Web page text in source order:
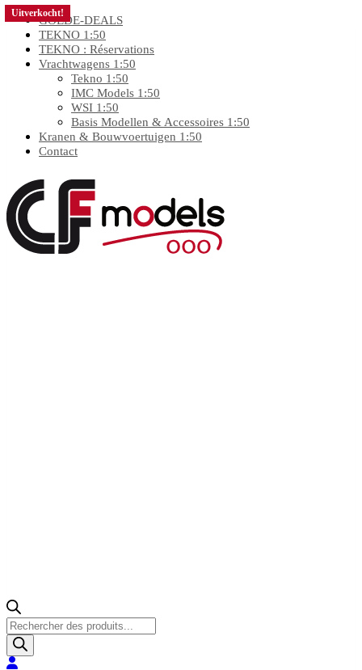
GOEDE-DEALS
TEKNO 1:50
TEKNO : Réservations
Vrachtwagens 1:50
Tekno 1:50
IMC Models 1:50
WSI 1:50
Basis Modellen & Accessoires 1:50
Kranen & Bouwvoertuigen 1:50
Contact
Producten
zoeken
Uitverkocht!